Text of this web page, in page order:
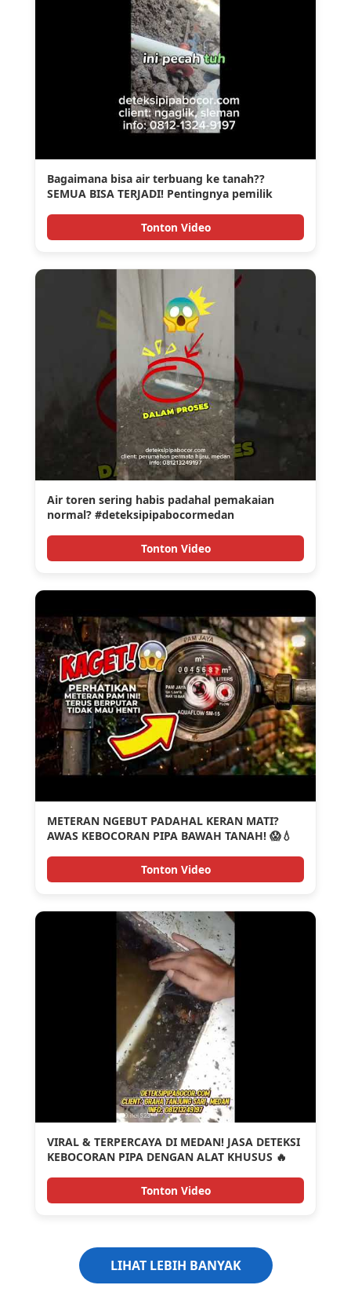
Bagaimana bisa air terbuang ke tanah??
SEMUA BISA TERJADI! Pentingnya pemilik
Tonton Video
Air toren sering habis padahal pemakaian
normal? #deteksipipabocormedan
Tonton Video
METERAN NGEBUT PADAHAL KERAN MATI?
AWAS KEBOCORAN PIPA BAWAH TANAH! 😱💧
Tonton Video
VIRAL & TERPERCAYA DI MEDAN! JASA DETEKSI
KEBOCORAN PIPA DENGAN ALAT KHUSUS 🔥
Tonton Video
LIHAT LEBIH BANYAK